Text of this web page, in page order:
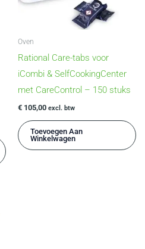
Oven
Rational Care-tabs voor
iCombi & SelfCookingCenter
met CareControl – 150 stuks
€ 105,00 excl. btw
Toevoegen Aan
Winkelwagen